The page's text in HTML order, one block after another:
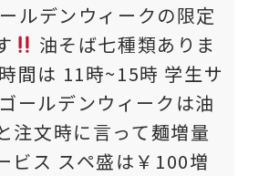
ルデンウィークの限定
油そば七種類ありま
間は 11時~15時 学生サ
ルデンウィークは油
注文時に言って麺増量
ビス スペ盛は￥100増